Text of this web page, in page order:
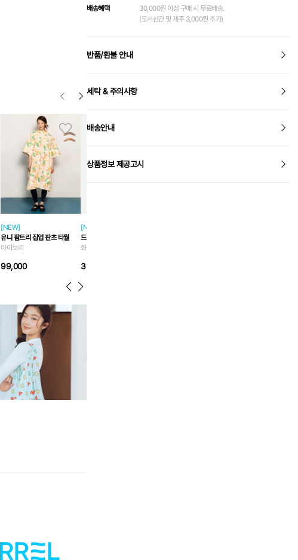
[NEW]
유니 팜트리 집업 판초 타월
아이보리
99,000
[NEW]
드라이 크로스 백 3L
화이트
39,000
배송혜택
30,000원 이상 구매 시 무료배송.
(도서산간 및 제주 3,000원 추가)
반품/환불 안내
세탁 & 주의사항
배송안내
상품정보 제공고시